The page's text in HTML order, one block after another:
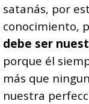
satanás, por
conocimiento,
debe ser
porque él
más que
nuestra